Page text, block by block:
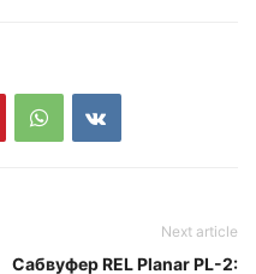
Next article
Сабвуфер REL Planar PL-2: